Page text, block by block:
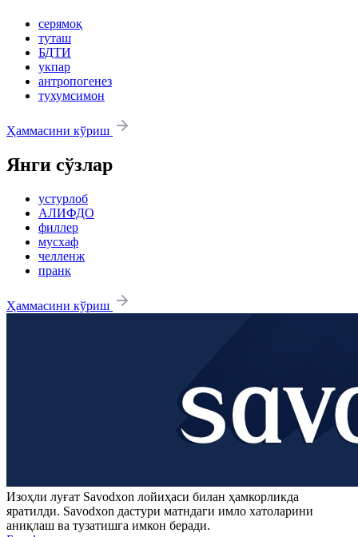
серямоқ
туташ
БДТИ
укпар
антропогенез
тухумсимон
Ҳаммасини кўриш
Янги сўзлар
устурлоб
АЛИФДО
филлер
мусхаф
челленж
пранк
Ҳаммасини кўриш
Изоҳли луғат Savodxon лойиҳаси билан ҳамкорликда
яратилди. Savodxon дастури матндаги имло хатоларини
аниқлаш ва тузатишга имкон беради.